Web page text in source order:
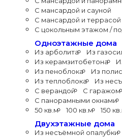
С мансардой и сауной
С мансардой и террасой
С цокольным этажом /
Одноэтажные дома
Из арболита
Из
Из керамзитобетона
Из пеноблока
Из
Из теплоблока
Из
С верандой
С гаражом
С панорамными окнами
50 кв.м
100 кв.м 150
Двухэтажные дома
Из несъёмной опалубки